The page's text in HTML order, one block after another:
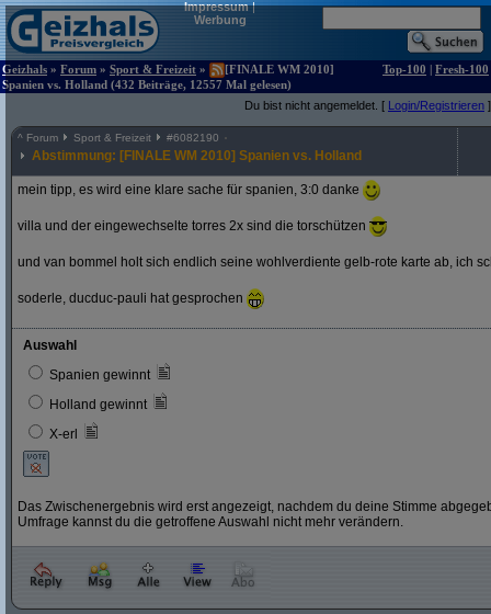
Impressum|
Werbung
Geizhals » Forum » Sport & Freizeit »
[FINALE WM 2010]
Spanien vs. Holland (432 Beiträge, 12557 Mal gelesen)
Top-100 | Fresh-100
Du bist nicht angemeldet. [ Login/Registrieren ]
^ Forum Sport & Freizeit #6082190
Abstimmung: [FINALE WM 2010] Spanien vs. Holland
mein tipp, es wird eine klare sache für spanien, 3:0 danke
villa und der eingewechselte torres 2x sind die torschützen
und van bommel holt sich endlich seine wohlverdiente gelb-rote karte ab, ich
soderle, ducduc-pauli hat gesprochen
Auswahl
Spanien gewinnt
Holland gewinnt
X-erl
Das Zwischenergebnis wird erst angezeigt, nachdem du deine Stimme
Umfrage kannst du die getroffene Auswahl nicht mehr verändern.